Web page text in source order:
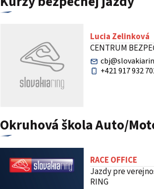
Lucia Zelinková
CENTRUM
+421 917 932
Okruhová škola Auto/
RACE OFFICE
Jazdy pre
RING